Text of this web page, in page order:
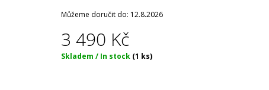
Můžeme doručit do: 12.8.2026
3 490 Kč
Měrná
Skladem / In stock (1 ks)